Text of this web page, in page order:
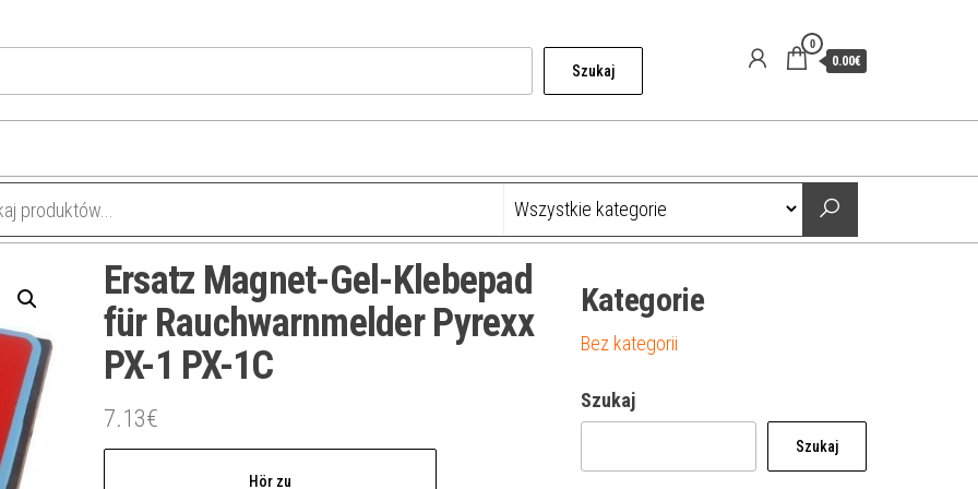
Szukaj
0
0.00€
Ersatz Magnet-Gel-Klebepad
für Rauchwarnmelder Pyrexx
PX-1 PX-1C
7.13€
Hör zu
Kategorie
Bez kategorii
Szukaj
Szukaj